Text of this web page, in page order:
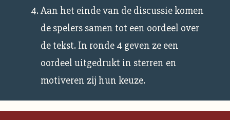
Aan het einde van de discussie komen
de spelers samen tot een oordeel over
de tekst. In ronde 4 geven ze een
oordeel uitgedrukt in sterren en
motiveren zij hun keuze.